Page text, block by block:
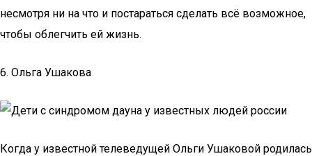
несмотря ни на что и постараться сделать всё возможное,
чтобы облегчить ей жизнь.
6. Ольга Ушакова
Когда у известной телеведущей Ольги Ушаковой родилась